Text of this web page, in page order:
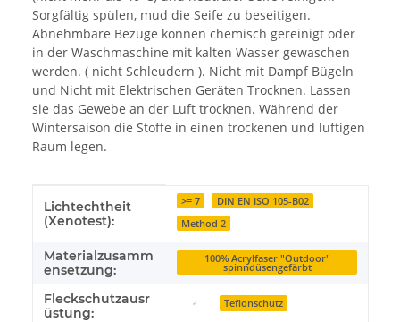
Sorgfältig spülen, mud die Seife zu beseitigen.
Abnehmbare Bezüge können chemisch gereinigt oder
in der Waschmaschine mit kalten Wasser gewaschen
werden. ( nicht Schleudern ). Nicht mit Dampf Bügeln
und Nicht mit Elektrischen Geräten Trocknen. Lassen
sie das Gewebe an der Luft trocknen. Während der
Wintersaison die Stoffe in einen trockenen und luftigen
Raum legen.
Produkteigenschaft
Wert
Lichtechtheit
(Xenotest):
>= 7
DIN EN ISO 105-B02
Method 2
Materialzusamm
ensetzung:
100% Acrylfaser "Outdoor"
spinndüsengefärbt
Fleckschutzausr
üstung:
Teflonschutz